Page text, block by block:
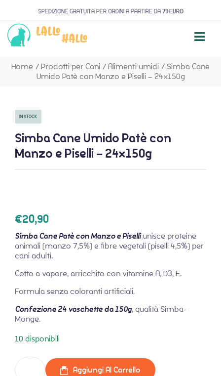
SPEDIZIONE GRATUITA PER ORDINI A PARTIRE DA 79 EURO
Home / Prodotti per Cani / Alimenti umidi / Simba Cane
Umido Patè con Manzo e Piselli – 24x150g
IN STOCK
Simba Cane Umido Patè con
Manzo e Piselli – 24x150g
€20,90
Simba Cane Patè con Manzo e Piselliunisce proteine
animali (manzo 7,5%) e fibre vegetali (piselli 4,5%) per
cani adulti.
Cotto a vapore, arricchito con vitamine A, D3, E.
Formula senza coloranti artificiali.
Confezione 24 vaschette da 150g, qualità Simba-
Monge.
10 disponibili
Aggiungi Al Carrello